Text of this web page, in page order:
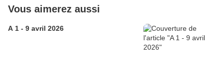
Vous aimerez aussi
A 1 - 9 avril 2026